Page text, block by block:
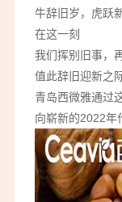
牛辞旧岁，虎跃
在这一刻
我们挥别旧事，
值此辞旧迎新之
青岛西微雅通过
向崭新的2022